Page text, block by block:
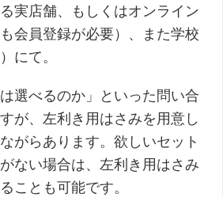
実店舗、もしくはオンライン
会員登録が必要）、また学校
にて。
選べるのか」といった問い合
が、左利き用はさみを用意し
がらあります。欲しいセット
ない場合は、左利き用はさみ
ことも可能です。